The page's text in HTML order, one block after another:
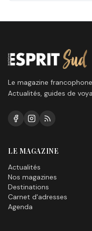
Le magazine
Actualités, guides de
LE MAGAZINE
Actualités
Nos magazines
Destinations
Carnet d'adresses
Agenda